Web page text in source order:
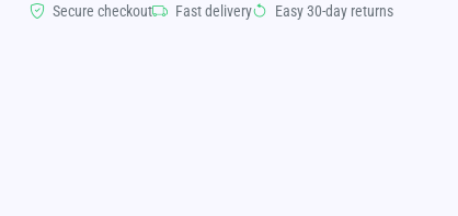
Secure checkout Fast delivery Easy 30-day returns